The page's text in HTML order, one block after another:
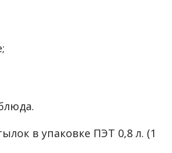
в упаковке ПЭТ 0,8 л. (1